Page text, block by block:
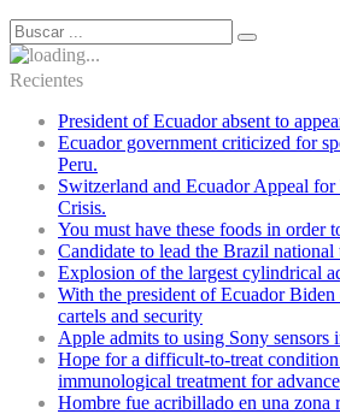
Recientes
President of Ecuador absent to
Ecuador government criticized for
Peru.
Switzerland and Ecuador Appeal
Crisis.
You must have these foods in order
Candidate to lead the Brazil
Explosion of the largest cylindrical
With the president of Ecuador Biden
cartels and security
Apple admits to using Sony sensors
Hope for a difficult-to-treat
immunological treatment for
Hombre fue acribillado en una zona